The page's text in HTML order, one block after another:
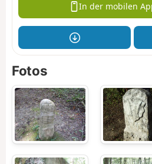
In der mobilen
Fotos